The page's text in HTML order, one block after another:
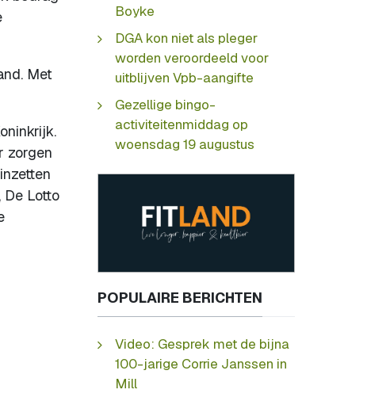
Met
zorgen
De Lotto
Boyke
DGA kon niet als pleger
worden veroordeeld voor
uitblijven Vpb-aangifte
Gezellige bingo-
activiteitenmiddag op
woensdag 19 augustus
POPULAIRE BERICHTEN
Video: Gesprek met de bijna
100-jarige Corrie Janssen in
Mill